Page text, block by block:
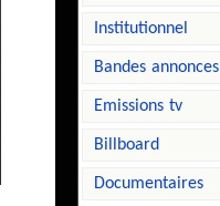
institutionnel
bandes annonces
emissions tv
billboard
documentaires